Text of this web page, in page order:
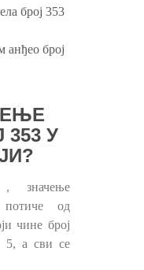
број 353
анђео број
У
значење
од
чине број
5, а сви се